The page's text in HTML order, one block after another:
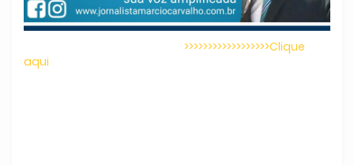
>>>>>>>>>>>>>>>>>>Clique
aqui